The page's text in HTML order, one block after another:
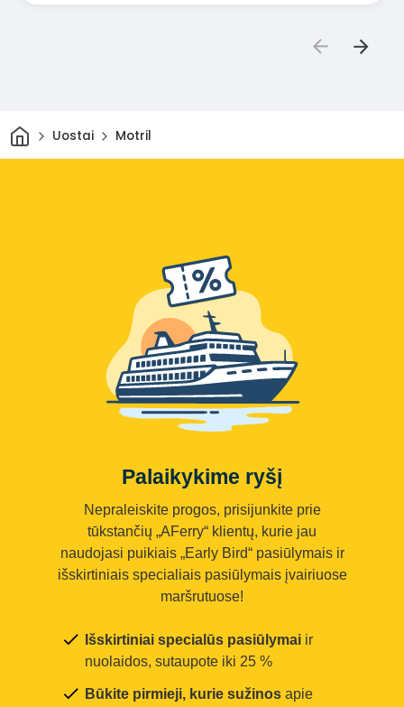
Pradžia
Uostai Motril
Palaikykime ryšį
Nepraleiskite progos, prisijunkite prie
tūkstančių „AFerry“ klientų, kurie jau
naudojasi puikiais „Early Bird“ pasiūlymais ir
išskirtiniais specialiais pasiūlymais įvairiuose
maršrutuose!
Išskirtiniai specialūs pasiūlymai ir
nuolaidos, sutaupote iki 25 %
Būkite pirmieji, kurie sužinos apie